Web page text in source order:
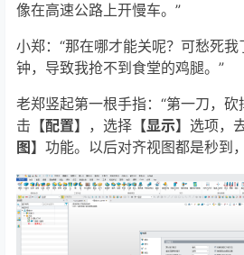
像在高速公路上开慢车。”
小郑：“那在哪才能关呢？可愁死
钟，导致我抢不到食堂的鸡腿。”
老郑竖起第一根手指：“第一刀，
击 【配置】 ，选择 【显示】 选项，
图】 功能。以后对齐视图都是秒到